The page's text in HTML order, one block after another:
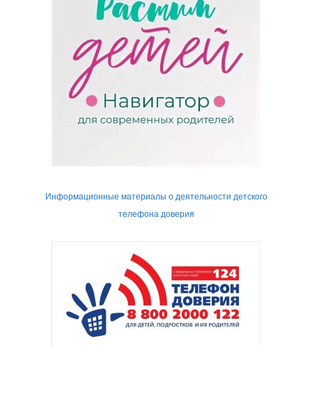
Информационные материалы о деятельности детского
телефона доверия